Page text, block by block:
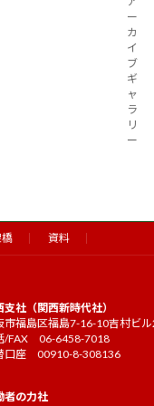
ー
カ
イ
ブ
ギ
ャ
ラ
リ
ー
資料
支社（関西新時代社）
市福島区福島7-16-10吉村ビ
/FAX 06-6458-7018
口座 00910-8-308136
者の力社